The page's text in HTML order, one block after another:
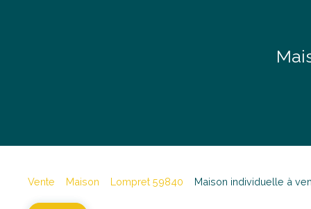
Vente Maison Lompret 59840 Maison individuelle à